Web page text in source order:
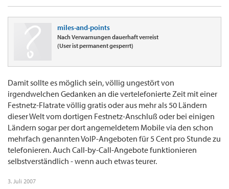
miles-and-points
Nach Verwarnungen dauerhaft verreist
(User ist permanent gesperrt)
Damit sollte es möglich sein, völlig ungestört von
irgendwelchen Gedanken an die vertelefonierte Zeit mit einer
Festnetz-Flatrate völlig gratis oder aus mehr als 50 Ländern
dieser Welt vom dortigen Festnetz-Anschluß oder bei einigen
Ländern sogar per dort angemeldetem Mobile via den schon
mehrfach genannten VoIP-Angeboten für 5 Cent pro Stunde zu
telefonieren. Auch Call-by-Call-Angebote funktionieren
selbstverständlich - wenn auch etwas teurer.
3. Juli 2007